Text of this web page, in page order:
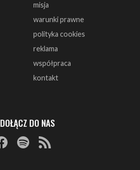
misja
warunki prawne
polityka cookies
reklama
współpraca
kontakt
DOŁĄCZ DO NAS